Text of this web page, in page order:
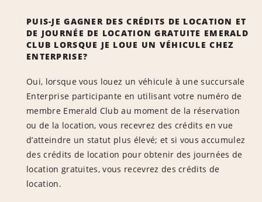
PUIS-JE GAGNER DES CRÉDITS DE LOCATION ET
DE JOURNÉE DE LOCATION GRATUITE EMERALD
CLUB LORSQUE JE LOUE UN VÉHICULE CHEZ
ENTERPRISE?
Oui, lorsque vous louez un véhicule à une succursale
Enterprise participante en utilisant votre numéro de
membre Emerald Club au moment de la réservation
ou de la location, vous recevrez des crédits en vue
d’atteindre un statut plus élevé; et si vous accumulez
des crédits de location pour obtenir des journées de
location gratuites, vous recevrez des crédits de
location.